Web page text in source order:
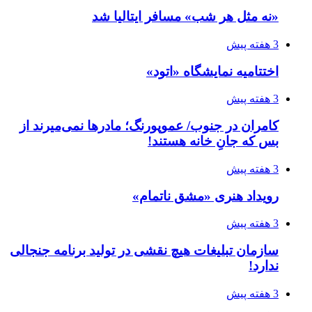
«نه مثل هر شب» مسافر ایتالیا شد
3 هفته پیش
اختتامیه نمایشگاه «اتود»
3 هفته پیش
کامران در جنوب/ عموپورنگ؛ مادرها نمی‌میرند از
بس که جانِ خانه هستند!
3 هفته پیش
رویداد هنری «مشق ناتمام»
3 هفته پیش
سازمان تبلیغات هیچ نقشی در تولید برنامه جنجالی
ندارد!
3 هفته پیش